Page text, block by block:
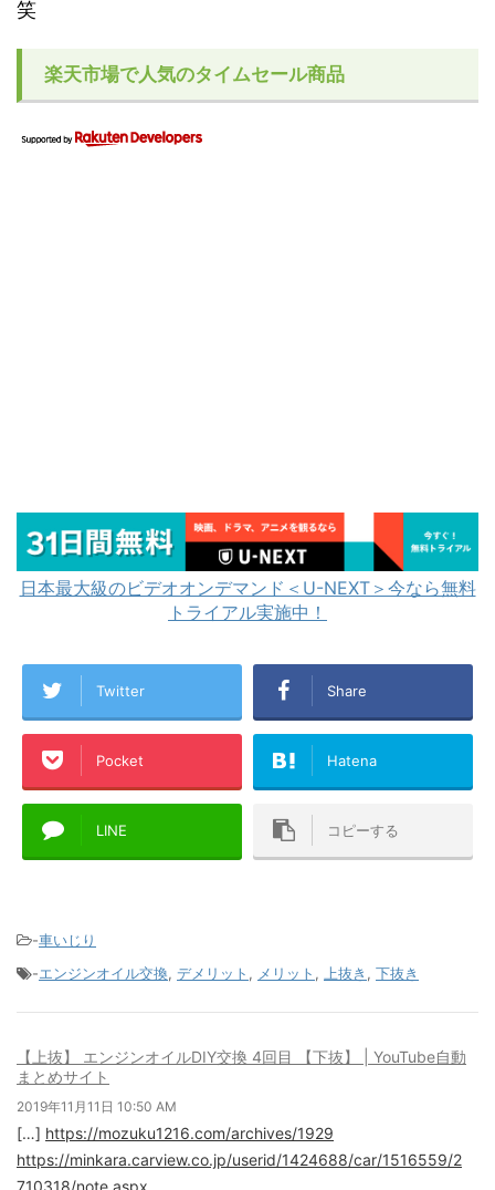
笑
楽天市場で人気のタイムセール商品
日本最大級のビデオオンデマンド＜U-NEXT＞今なら無料
トライアル実施中！
Twitter Share
Pocket Hatena
LINE コピーする
-車いじり
-エンジンオイル交換, デメリット , メリット , 上抜き , 下抜き
【上抜】 エンジンオイルDIY交換 4回目 【下抜】 | YouTube自動
まとめサイト
2019年11月11日 10:50 AM
[…] https://mozuku1216.com/archives/1929
https://minkara.carview.co.jp/userid/1424688/car/1516559/2
710318/note.aspx